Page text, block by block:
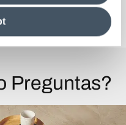
tocontinue browsing
cookies. For more
Preguntas?